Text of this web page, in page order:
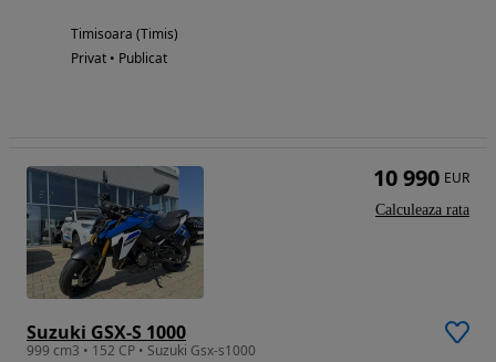
Timisoara (Timis)
Privat • Publicat
Suzuki GSX-S 1000
999 cm3 • 152 CP • Suzuki Gsx-s1000
10 990 EUR
Calculeaza rata